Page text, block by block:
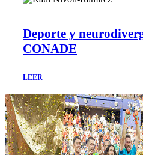
Deporte y
CONADE
LEER